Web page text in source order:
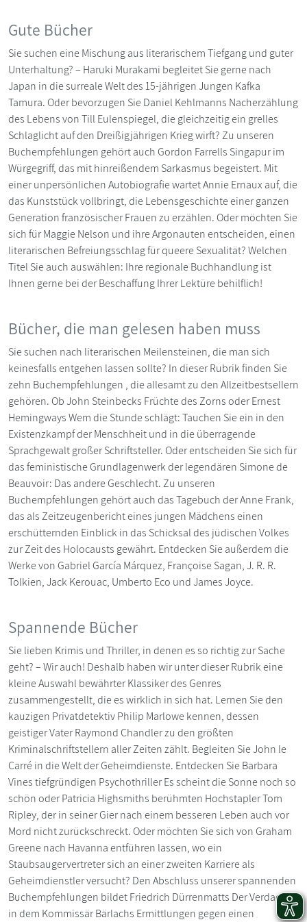
Gute Bücher
Sie suchen eine Mischung aus literarischem Tiefgang und guter
Unterhaltung? – Haruki Murakami begleitet Sie gerne nach
Japan in die surreale Welt des 15-jährigen Jungen Kafka
Tamura. Oder bevorzugen Sie Daniel Kehlmanns Nacherzählung
des Lebens von Till Eulenspiegel, die gleichzeitig ein grelles
Schlaglicht auf den Dreißigjährigen Krieg wirft? Zu unseren
Buchempfehlungen gehört auch Gordon Farrells Singapur im
Würgegriff, das mit hinreißendem Sarkasmus begeistert. Mit
einer unpersönlichen Autobiografie wartet Annie Ernaux auf, die
das Kunststück vollbringt, die Lebensgeschichte einer ganzen
Generation französischer Frauen zu erzählen. Oder möchten Sie
sich für Maggie Nelson und ihre Argonauten entscheiden, einen
literarischen Befreiungsschlag für queere Sexualität? Welchen
Titel Sie auch auswählen: Ihre regionale Buchhandlung ist
Ihnen gerne bei der Beschaffung Ihrer Lektüre behilflich!
Bücher, die man gelesen haben muss
Sie suchen nach literarischen Meilensteinen, die man sich
keinesfalls entgehen lassen sollte? In dieser Rubrik finden Sie
zehn Buchempfehlungen , die allesamt zu den Allzeitbestsellern
gehören. Ob John Steinbecks Früchte des Zorns oder Ernest
Hemingways Wem die Stunde schlägt: Tauchen Sie ein in den
Existenzkampf der Menschheit und in die überragende
Sprachgewalt großer Schriftsteller. Oder entscheiden Sie sich für
das feministische Grundlagenwerk der legendären Simone de
Beauvoir: Das andere Geschlecht. Zu unseren
Buchempfehlungen gehört auch das Tagebuch der Anne Frank,
das als Zeitzeugenbericht eines jungen Mädchens einen
erschütternden Einblick in das Schicksal des jüdischen Volkes
zur Zeit des Holocausts gewährt. Entdecken Sie außerdem die
Werke von Gabriel García Márquez, Françoise Sagan, J. R. R.
Tolkien, Jack Kerouac, Umberto Eco und James Joyce.
Spannende Bücher
Sie lieben Krimis und Thriller, in denen es so richtig zur Sache
geht? – Wir auch! Deshalb haben wir unter dieser Rubrik eine
kleine Auswahl bewährter Klassiker des Genres
zusammengestellt, die es wirklich in sich hat. Lernen Sie den
kauzigen Privatdetektiv Philip Marlowe kennen, dessen
geistiger Vater Raymond Chandler zu den größten
Kriminalschriftstellern aller Zeiten zählt. Begleiten Sie John le
Carré in die Welt der Geheimdienste. Entdecken Sie Barbara
Vines tiefgründigen Psychothriller Es scheint die Sonne noch so
schön oder Patricia Highsmiths berühmten Hochstapler Tom
Ripley, der in seiner Gier nach einem besseren Leben auch vor
Mord nicht zurückschreckt. Oder möchten Sie sich von Graham
Greene nach Havanna entführen lassen, wo ein
Staubsaugervertreter sich an einer zweiten Karriere als
Geheimdienstler versucht? Den Abschluss unserer spannenden
Buchempfehlungen bildet Friedrich Dürrenmatts Der Verdacht,
in dem Kommissär Bärlachs Ermittlungen gegen einen